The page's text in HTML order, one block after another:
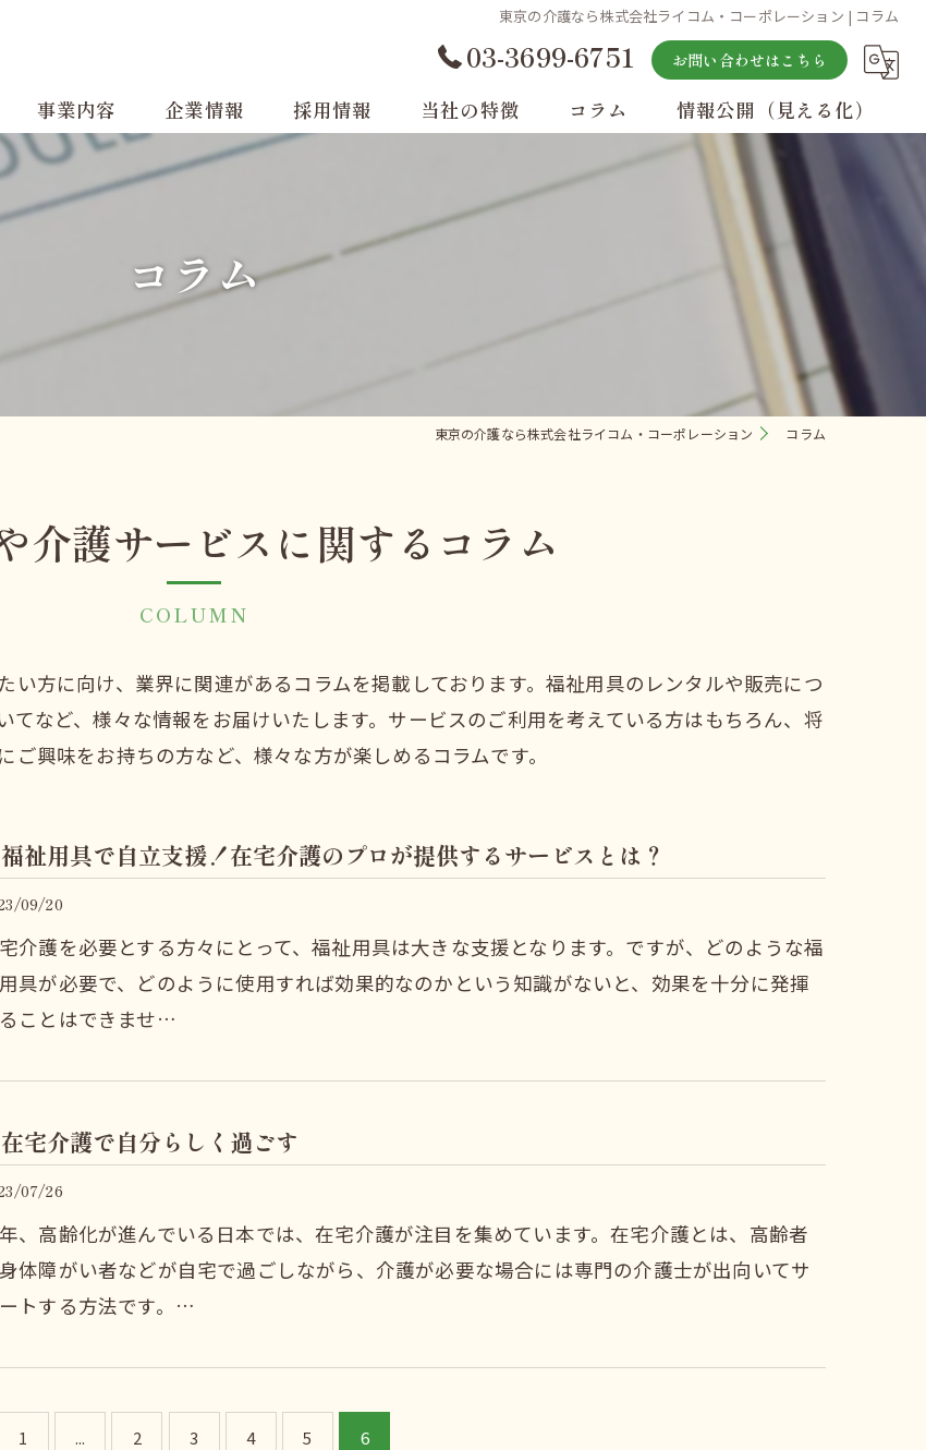
東京の介護なら株式会社ライコム・コーポレーション | コラム
03-3699-6751 お問い合わせはこちら
事業内容
福祉用具サービス
訪問介護
デイサービスについて
デイサービスたけのこ平井
企業情報
会社概要
採用情報
スタッフの声
採用担当者メッセージ
当社の特徴
求人
コラム 情報公開（見える化）
コラム
東京の介護なら株式会社ライコム・コーポレーション コラム
介護サービスに関するコラム
COLUMN
方に向け、業界に関連があるコラムを掲載しております。福祉用具のレンタルや販売につ
てなど、様々な情報をお届けいたします。サービスのご利用を考えている方はもちろん、将
興味をお持ちの方など、様々な方が楽しめるコラムです。
福祉用具で自立支援！在宅介護のプロが提供するサービスとは？
09/20
介護を必要とする方々にとって、福祉用具は大きな支援となります。ですが、どのような福
具が必要で、どのように使用すれば効果的なのかという知識がないと、効果を十分に発揮
ことはできませ…
在宅介護で自分らしく過ごす
07/26
、高齢化が進んでいる日本では、在宅介護が注目を集めています。在宅介護とは、高齢者
体障がい者などが自宅で過ごしながら、介護が必要な場合には専門の介護士が出向いてサ
トする方法です。…
1 ... 2 3 4 5 6